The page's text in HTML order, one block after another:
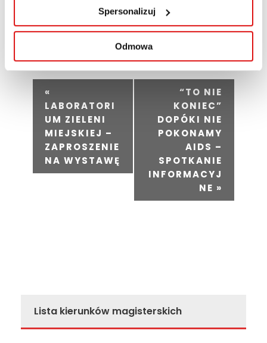
Spersonalizuj
Odmowa
Dodaj do kalendarza
W
z
i
g
«
LABORATORI
UM ZIELENI
MIEJSKIEJ –
ZAPROSZENIE
NA WYSTAWĘ
“TO NIE
KONIEC”
DOPÓKI NIE
POKONAMY
AIDS –
SPOTKANIE
INFORMACYJ
NE »
Lista kierunków magisterskich